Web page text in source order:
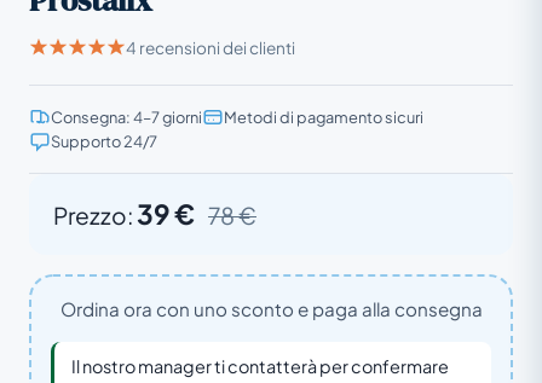
4 recensioni dei clienti
Consegna: 4–7 giorni
Metodi di pagamento sicuri
Supporto 24/7
Prezzo:39 € 78 €
Ordina ora con uno sconto e paga alla consegna
Il nostro manager ti contatterà per confermare